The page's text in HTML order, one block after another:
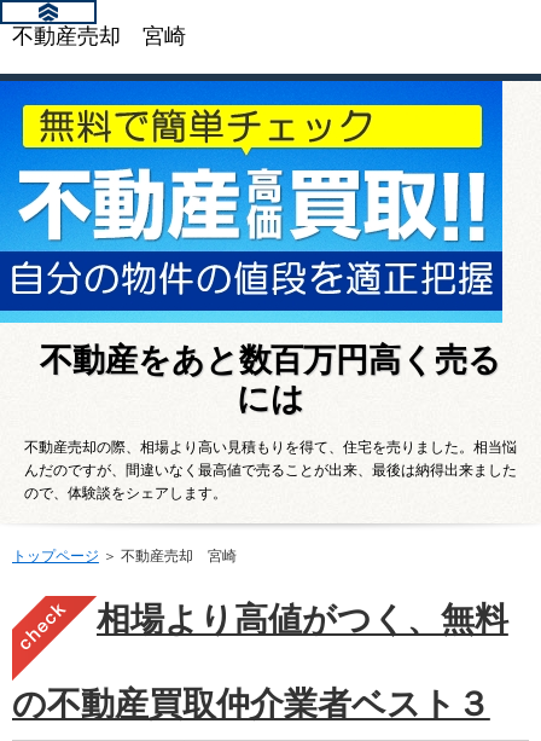
不動産売却 宮崎
不動産をあと数百万円高く売る
には
不動産売却の際、相場より高い見積もりを得て、住宅を売りました。相当悩
んだのですが、間違いなく最高値で売ることが出来、最後は納得出来ました
ので、体験談をシェアします。
トップページ ＞ 不動産売却 宮崎
相場より高値がつく、無料
の不動産買取仲介業者ベスト３